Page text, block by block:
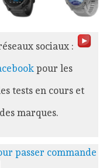
sociaux :
pour les
tests en cours et
marques.
passer commande